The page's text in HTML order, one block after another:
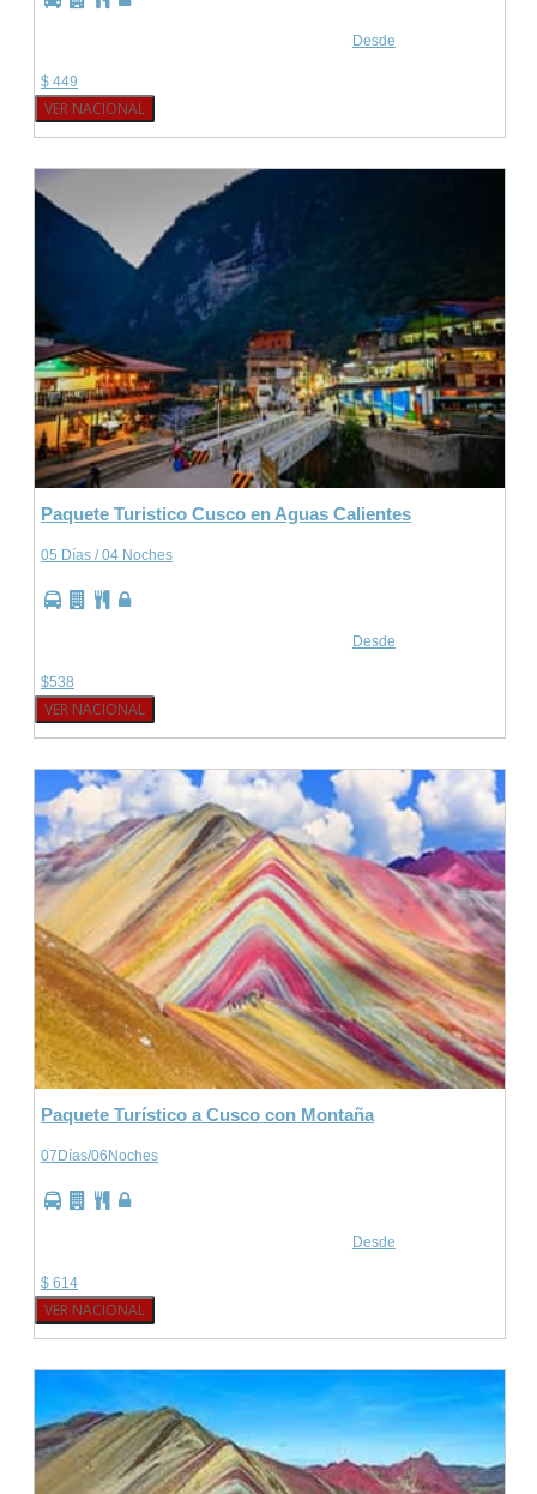
Desde
$ 449
VER NACIONAL
Paquete Turistico Cusco en Aguas Calientes
05 Días / 04 Noches
Desde
$538
VER NACIONAL
Paquete Turístico a Cusco con Montaña
07Días/06Noches
Desde
$ 614
VER NACIONAL